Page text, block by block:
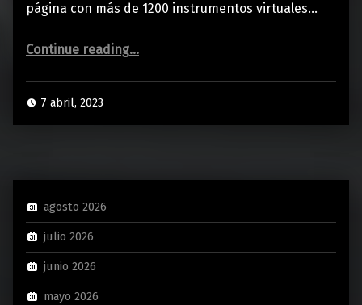
página con más de 1200 instrumentos virtuales…
Continue reading“Colección de +1200 INSTRUMENTOS GRATIS”
…
7 abril, 2023
agosto 2026
julio 2026
junio 2026
mayo 2026